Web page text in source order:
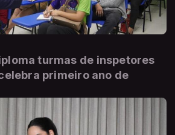
turmas de inspetores
primeiro ano de